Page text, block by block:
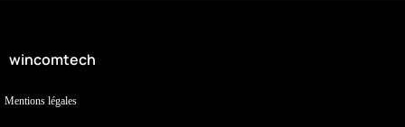
wincomtech
Mentions légales